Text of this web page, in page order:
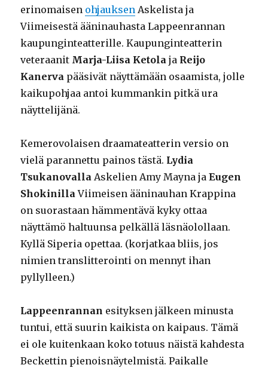
erinomaisen ohjauksen Askelista ja
Viimeisestä ääninauhasta Lappeenrannan
kaupunginteatterille. Kaupunginteatterin
veteraanit Marja-Liisa Ketola ja Reijo
Kanerva pääsivät näyttämään osaamista, jolle
kaikupohjaa antoi kummankin pitkä ura
näyttelijänä.
Kemerovolaisen draamateatterin versio on
vielä parannettu painos tästä. Lydia
Tsukanovalla Askelien Amy Mayna jaEugen
ShokinillaViimeisen ääninauhan Krappina
on suorastaan hämmentävä kyky ottaa
näyttämö haltuunsa pelkällä läsnäolollaan.
Kyllä Siperia opettaa. (korjatkaa bliis, jos
nimien translitterointi on mennyt ihan
pyllylleen.)
Lappeenrannan esityksen jälkeen minusta
tuntui, että suurin kaikista on kaipaus. Tämä
ei ole kuitenkaan koko totuus näistä kahdesta
Beckettin pienoisnäytelmistä. Paikalle